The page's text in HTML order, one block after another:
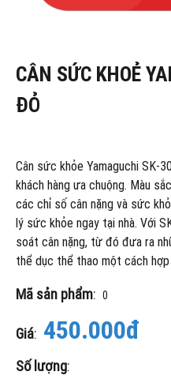
CÂN SỨC KHOẺ
ĐỎ
Cân sức khỏe Yamaguchi SK-
khách hàng ưa chuộng. Màu
các chỉ số cân nặng và sức
lý sức khỏe ngay tại nhà. Với
soát cân nặng, từ đó đưa ra
thể dục thể thao một cách hợp
Mã sản phẩm: 0
Giá: 450.000đ
Số lượng: